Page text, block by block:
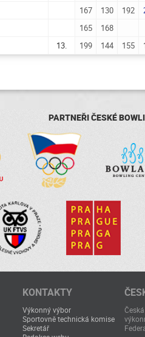
167 130 192
165 168
13. 199 144 155
PARTNEŘI ČESKÉ
KONTAKTY
Výkonný výbor
Sportovně technická komise
Sekretář